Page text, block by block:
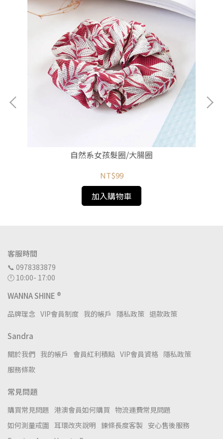
自然系女孩髮圈/大腸圈
NT$99
加入購物車
客服時間
📞 0978383879
🕛 10:00- 17:00
WANNA SHINE ®
品牌理念 VIP會員制度 我的帳戶 隱私政策 退款政策
Sandra
關於我們 我的帳戶 會員紅利積點 VIP會員資格 隱私政策
服務條款
常見問題
購買常見問題 港澳會員如何購買 物流運費常見問題
如何測量戒圍 耳環改夾說明 鍊條長度客製 安心售後服務